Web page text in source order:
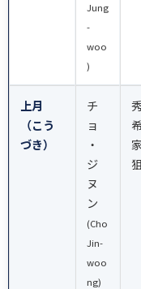
Jung
-
woo
)
上月
（こう
づき）
チ
ョ
・
ジ
ヌ
ン
(Cho
Jin-
woo
ng)